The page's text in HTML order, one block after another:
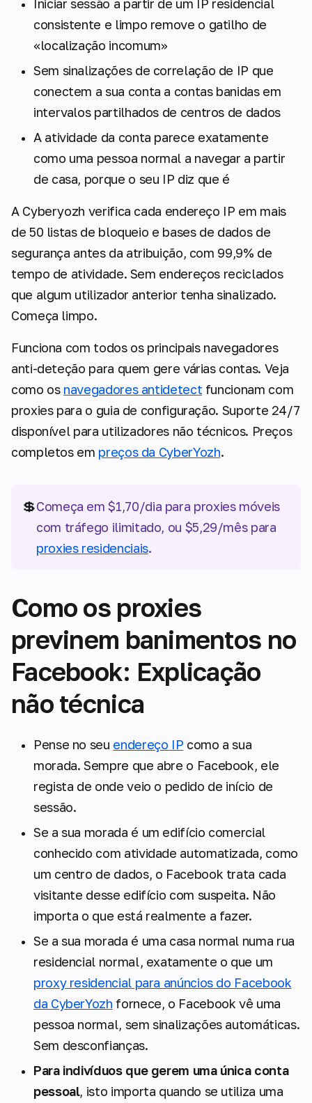
Iniciar sessão a partir de um IP residencial
consistente e limpo remove o gatilho de
«localização incomum»
Sem sinalizações de correlação de IP que
conectem a sua conta a contas banidas em
intervalos partilhados de centros de dados
A atividade da conta parece exatamente
como uma pessoa normal a navegar a partir
de casa, porque o seu IP diz que é
A Cyberyozh verifica cada endereço IP em mais
de 50 listas de bloqueio e bases de dados de
segurança antes da atribuição, com 99,9% de
tempo de atividade. Sem endereços reciclados
que algum utilizador anterior tenha sinalizado.
Começa limpo.
Funciona com todos os principais navegadores
anti-deteção para quem gere várias contas. Veja
como os navegadores antidetect funcionam com
proxies para o guia de configuração. Suporte 24/7
disponível para utilizadores não técnicos. Preços
completos em preços da CyberYozh.
💲Começa em $1,70/dia para proxies móveis
com tráfego ilimitado, ou $5,29/mês para
proxies residenciais.
Como os proxies
previnem banimentos no
Facebook: Explicação
não técnica
Pense no seu endereço IP como a sua
morada. Sempre que abre o Facebook, ele
regista de onde veio o pedido de início de
sessão.
Se a sua morada é um edifício comercial
conhecido com atividade automatizada, como
um centro de dados, o Facebook trata cada
visitante desse edifício com suspeita. Não
importa o que está realmente a fazer.
Se a sua morada é uma casa normal numa rua
residencial normal, exatamente o que um
proxy residencial para anúncios do Facebook
da CyberYozh fornece, o Facebook vê uma
pessoa normal, sem sinalizações automáticas.
Sem desconfianças.
Para indivíduos que gerem uma única conta
pessoal, isto importa quando se utiliza uma